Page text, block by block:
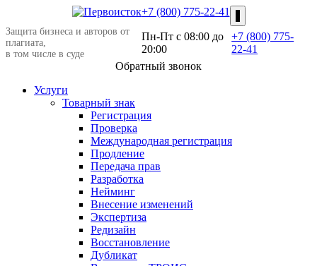
+7 (800) 775-22-41
Защита бизнеса и авторов от
плагиата,
в том числе в суде
Пн-Пт c 08:00 до
20:00
+7 (800) 775-
22-41
Обратный звонок
Услуги
Товарный знак
Регистрация
Проверка
Международная регистрация
Продление
Передача прав
Разработка
Нейминг
Внесение изменений
Экспертиза
Редизайн
Восстановление
Дубликат